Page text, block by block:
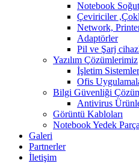
Notebook
Çeviriciler
Network,
Adaptörler
Pil ve Şarj
Yazılım Çözümlerimiz
İşletim
Ofis
Bilgi Güvenliği
Antivirus
Görüntü Kabloları
Notebook Yedek Parça
Galeri
Partnerler
İletişim